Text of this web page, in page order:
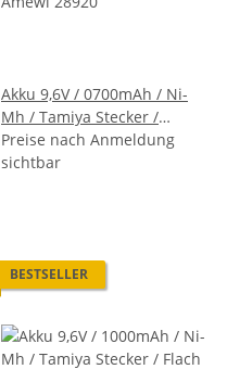
Akku 9,6V / 0700mAh / Ni-
Mh / Tamiya Stecker /
Amewi 28920
Preise nach Anmeldung
sichtbar
BESTSELLER